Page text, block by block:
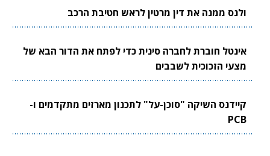
ולנס ממנה את דין מרטין לראש חטיבת הרכב
אינטל חוברת לחברה סינית כדי לפתח את הדור הבא של
מצעי הזכוכית לשבבים
קיידנס השיקה "סוכן-על" לתכנון מארזים מתקדמים ו-
PCB